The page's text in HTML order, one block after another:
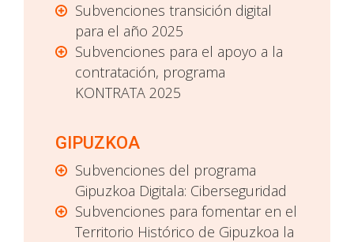
Subvenciones transición digital
para el año 2025
Subvenciones para el apoyo a la
contratación, programa
KONTRATA 2025
GIPUZKOA
Subvenciones del programa
Gipuzkoa Digitala: Ciberseguridad
Subvenciones para fomentar en el
Territorio Histórico de Gipuzkoa la